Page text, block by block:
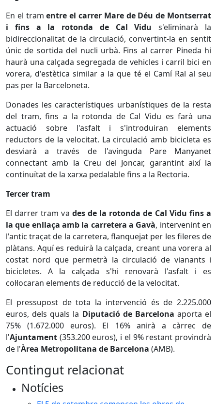
En el tramentre el carrer Mare de Déu de Montserrat
i fins a la rotonda de Cal Vidu s'eliminarà la
bidireccionalitat de la circulació, convertint-la en sentit
únic de sortida del nucli urbà. Fins al carrer Pineda hi
haurà una calçada segregada de vehicles i carril bici en
vorera, d'estètica similar a la que té el Camí Ral al seu
pas per la Barceloneta.
Donades les característiques urbanístiques de la resta
del tram, fins a la rotonda de Cal Vidu es farà una
actuació sobre l'asfalt i s'introduiran elements
reductors de la velocitat. La circulació amb bicicleta es
desviarà a través de l'avinguda Pare Manyanet
connectant amb la Creu del Joncar, garantint així la
continuïtat de la xarxa pedalable fins a la Rectoria.
Tercer tram
El darrer tram va des de la rotonda de Cal Vidu fins a
la que enllaça amb la carretera a Gavà, intervenint en
l'antic traçat de la carretera, flanquejat per les fileres de
plàtans. Aquí es reduirà la calçada, creant una vorera al
costat nord que permetrà la circulació de vianants i
bicicletes. A la calçada s'hi renovarà l'asfalt i es
col·locaran elements de reducció de la velocitat.
El pressupost de tota la intervenció és de 2.225.000
euros, dels quals la Diputació de Barcelona aporta el
75% (1.672.000 euros). El 16% anirà a càrrec de
l'Ajuntament (353.200 euros), i el 9% restant provindrà
de l'Àrea Metropolitana de Barcelona (AMB).
Contingut relacionat
Notícies